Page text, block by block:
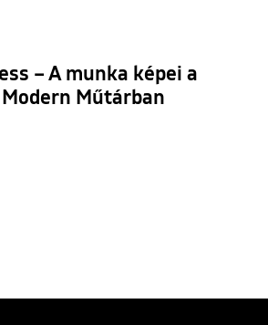
– A munka képei a
Műtárban